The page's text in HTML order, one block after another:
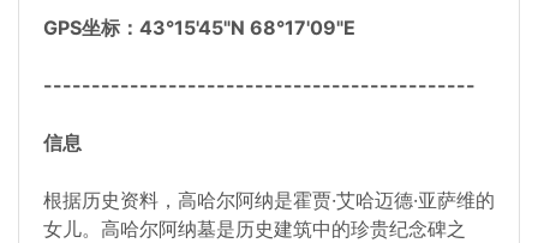
GPS坐标：43°15'45"N 68°17'09"E
---------------------------------------------
信息
根据历史资料，高哈尔阿纳是霍贾·艾哈迈德·亚萨维的
女儿。高哈尔阿纳墓是历史建筑中的珍贵纪念碑之